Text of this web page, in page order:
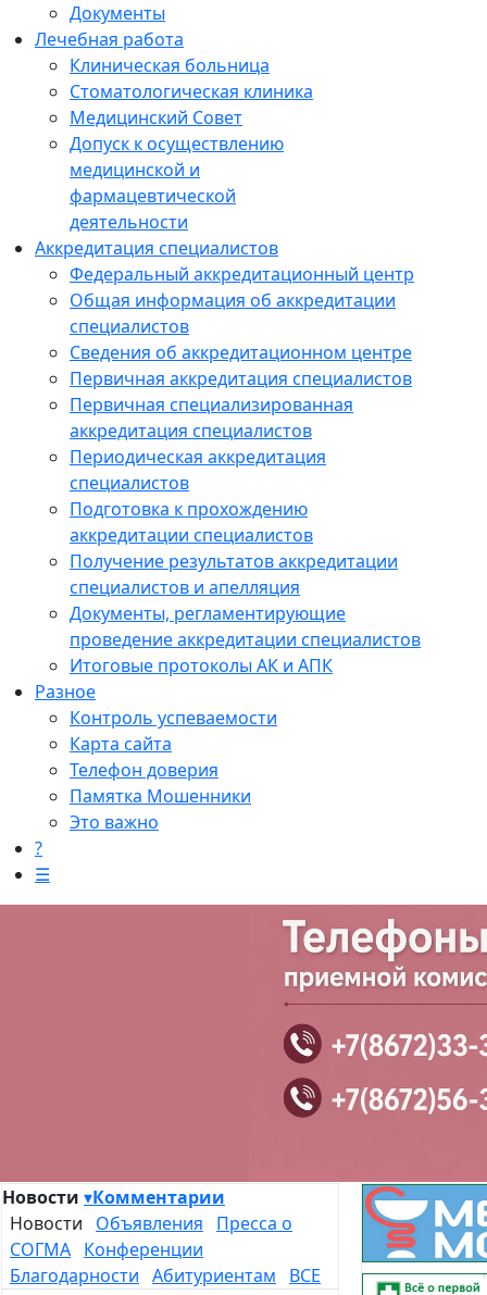
Документы
Лечебная работа
Клиническая больница
Стоматологическая клиника
Медицинский Совет
Допуск к осуществлению
медицинской и
фармацевтической
деятельности
Аккредитация специалистов
Федеральный аккредитационный центр
Общая информация об аккредитации
специалистов
Сведения об аккредитационном центре
Первичная аккредитация специалистов
Первичная специализированная
аккредитация специалистов
Периодическая аккредитация
специалистов
Подготовка к прохождению
аккредитации специалистов
Получение результатов аккредитации
специалистов и апелляция
Документы, регламентирующие
проведение аккредитации специалистов
Итоговые протоколы АК и АПК
Разное
Контроль успеваемости
Карта сайта
Телефон доверия
Памятка Мошенники
Это важно
?
☰
Новости ▾Комментарии
Новости Объявления
Пресса о
СОГМА Конференции
Благодарности Абитуриентам
ВСЕ